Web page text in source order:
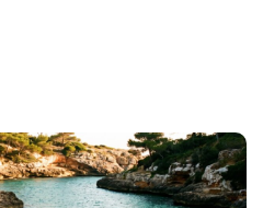
de la zona, con buenos